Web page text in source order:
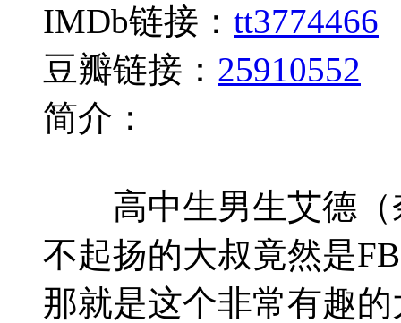
IMDb链接： tt3774466
豆瓣链接： 25910552
简介：
高中生男生艾德（奈
不起扬的大叔竟然是
那就是这个非常有趣